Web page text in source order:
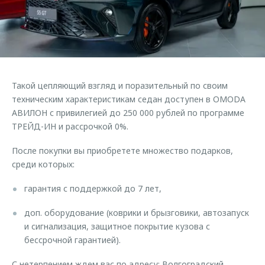
Страхование
Кредитный калькулятор
Аксессуары
Оригинальные аксессуары
Запчасти
Калькулятор трейд-ин
Руководства по эксплуатации
Клиентская поддержка
O&J Автоклуб
Приложение O&J
Аксессуары
Оригинальные аксессуары
Запчасти
Обратная связь
Такой цепляющий взгляд и поразительный по своим
техническим характеристикам седан доступен в OMODA
АВИЛОН с привилегией до 250 000 рублей по программе
ТРЕЙД-ИН и рассрочкой 0%.
После покупки вы приобретете множество подарков,
среди которых:
гарантия с поддержкой до 7 лет,
доп. оборудование (коврики и брызговики, автозапуск
и сигнализация, защитное покрытие кузова с
бессрочной гарантией).